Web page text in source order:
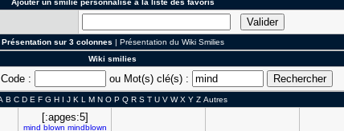
Ajouter un smilie personnalisé à la liste des favoris
Présentation sur 3 colonnes | Présentation du Wiki Smilies
Wiki smilies
Code : ou Mot(s) clé(s) :
B C D E F G H I J K L M N O P Q R S T U V W X Y Z Autres
[:apges:5]
mind blown mindblown